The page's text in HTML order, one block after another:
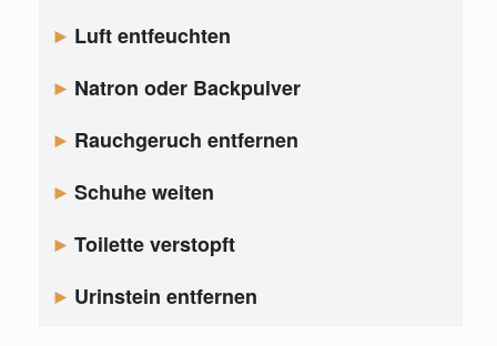
Luft entfeuchten
Natron oder Backpulver
Rauchgeruch entfernen
Schuhe weiten
Toilette verstopft
Urinstein entfernen